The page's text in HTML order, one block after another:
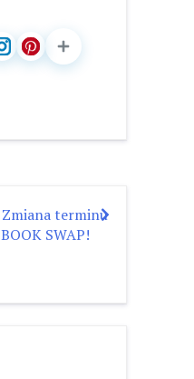
Zmiana terminu
BOOK SWAP!